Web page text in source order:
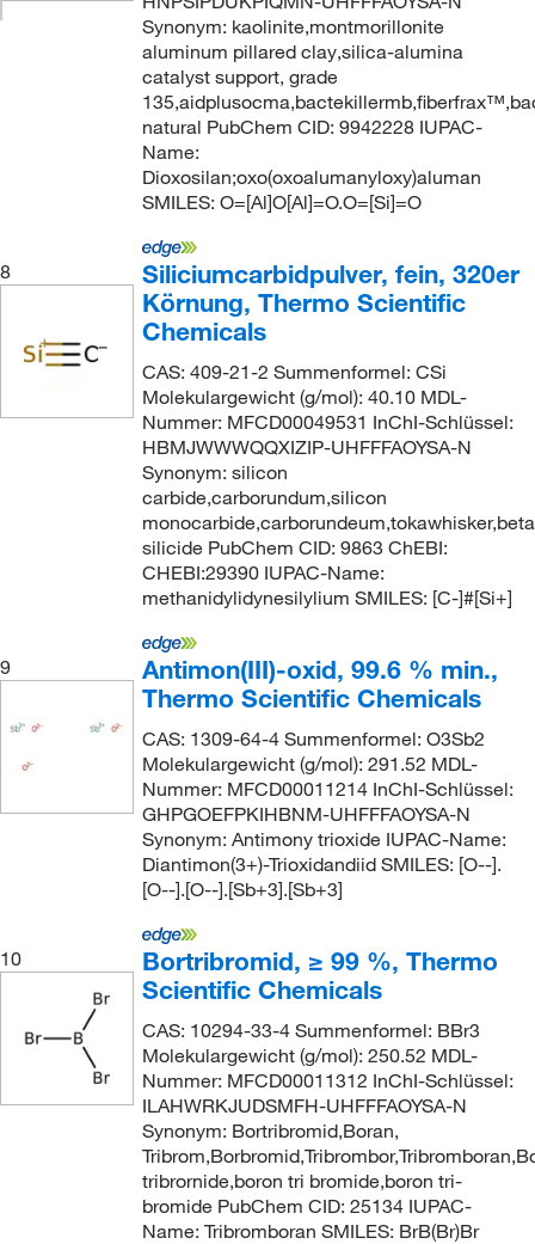
Synonym: kaolinite,montmorillonite
aluminum pillared clay,silica-alumina
catalyst support, grade
natural PubChem CID: 9942228 IUPAC-
Name:
Dioxosilan;oxo(oxoalumanyloxy)aluman
SMILES: O=[Al]O[Al]=O.O=[Si]=O
8
Siliciumcarbidpulver, fein, 320er
Körnung, Thermo Scientific
Chemicals
CAS: 409-21-2 Summenformel: CSi
Molekulargewicht (g/mol): 40.10 MDL-
Nummer: MFCD00049531 InChI-Schlüssel:
HBMJWWWQQXIZIP-UHFFFAOYSA-N
Synonym: silicon
carbide,carborundum,silicon
silicide PubChem CID: 9863 ChEBI:
CHEBI:29390 IUPAC-Name:
methanidylidynesilylium SMILES: [C-]#[Si+]
9
Antimon(III)-oxid, 99.6 % min.,
Thermo Scientific Chemicals
CAS: 1309-64-4 Summenformel: O3Sb2
Molekulargewicht (g/mol): 291.52 MDL-
Nummer: MFCD00011214 InChI-Schlüssel:
GHPGOEFPKIHBNM-UHFFFAOYSA-N
Synonym: Antimony trioxide IUPAC-Name:
Diantimon(3+)-Trioxidandiid SMILES: [O--].
[O--].[O--].[Sb+3].[Sb+3]
10
Bortribromid, ≥ 99 %, Thermo
Scientific Chemicals
CAS: 10294-33-4 Summenformel: BBr3
Molekulargewicht (g/mol): 250.52 MDL-
Nummer: MFCD00011312 InChI-Schlüssel:
ILAHWRKJUDSMFH-UHFFFAOYSA-N
Synonym: Bortribromid,Boran,
tribrornide,boron tri bromide,boron tri-
bromide PubChem CID: 25134 IUPAC-
Name: Tribromboran SMILES: BrB(Br)Br